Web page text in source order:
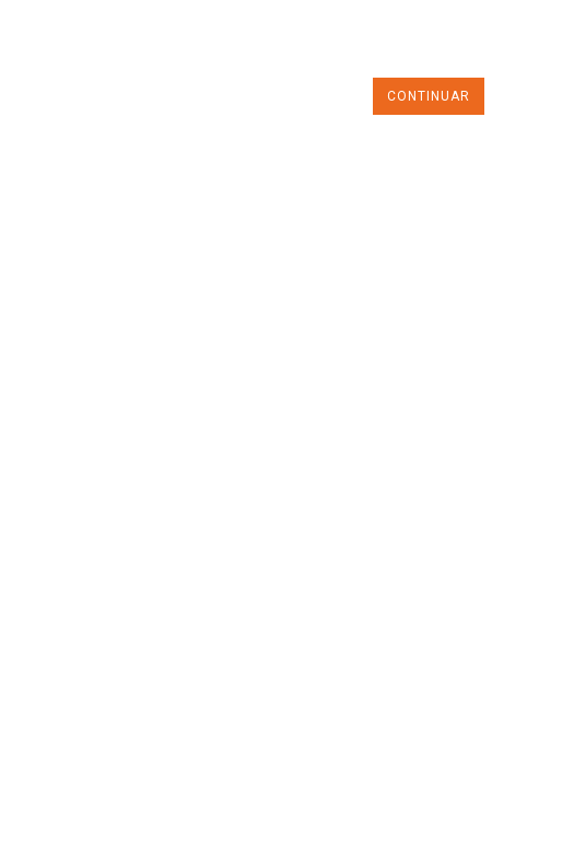
CONTINUAR